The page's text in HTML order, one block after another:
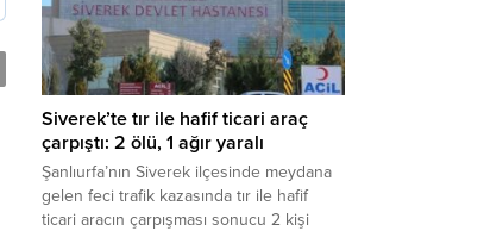
göre; İl...
Siverek’te tır ile hafif ticari araç
çarpıştı: 2 ölü, 1 ağır yaralı
Şanlıurfa’nın Siverek ilçesinde meydana
gelen feci trafik kazasında tır ile hafif
ticari aracın çarpışması sonucu 2 kişi